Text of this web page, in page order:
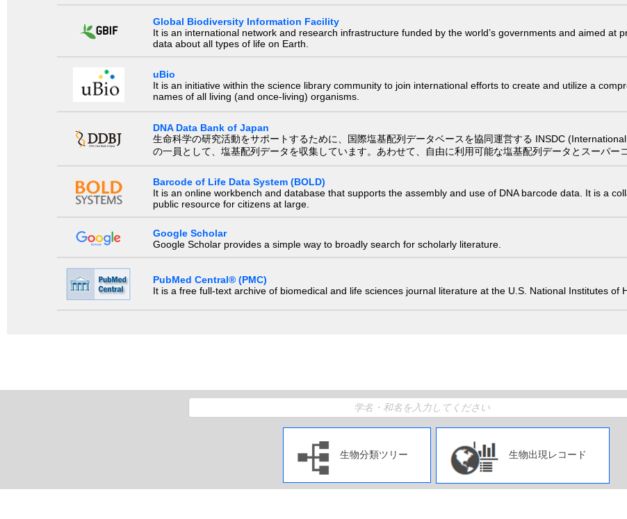
Global Biodiversity Information Facility
It is an international network and research infrastructure funded by the world’s governments and aimed at
data about all types of life on Earth.
uBio
It is an initiative within the science library community to join international efforts to create and utilize a
names of all living (and once-living) organisms.
DNA Data Bank of Japan
生命科学の研究活動をサポートするために、国際塩基配列データベースを協同運営する INSDC
の一員として、塩基配列データを収集しています。あわせて、自由に利用可能な塩基配列データとスーパー
Barcode of Life Data System (BOLD)
It is an online workbench and database that supports the assembly and use of DNA barcode data. It is a
public resource for citizens at large.
Google Scholar
Google Scholar provides a simple way to broadly search for scholarly literature.
PubMed Central® (PMC)
It is a free full-text archive of biomedical and life sciences journal literature at the U.S. National Institutes of
生物分類ツリー 生物出現レコード